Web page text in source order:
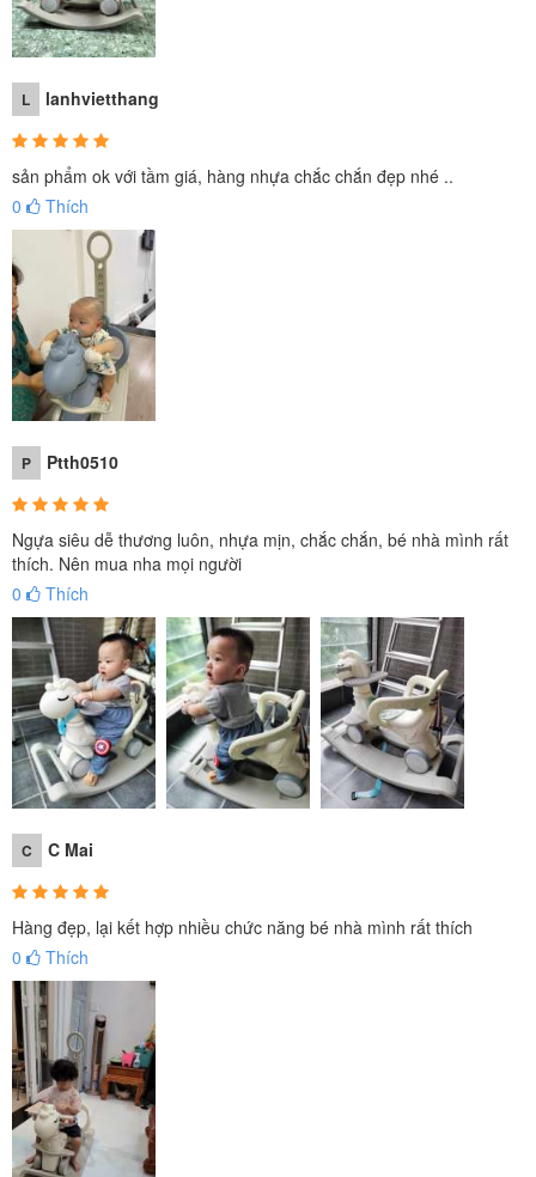
L lanhvietthang
sản phẩm ok với tầm giá, hàng nhựa chắc chắn đẹp nhé ..
0
Thích
P Ptth0510
Ngựa siêu dễ thương luôn, nhựa mịn, chắc chắn, bé nhà mình rất
thích. Nên mua nha mọi người
0
Thích
C C Mai
Hàng đẹp, lại kết hợp nhiều chức năng bé nhà mình rất thích
0
Thích